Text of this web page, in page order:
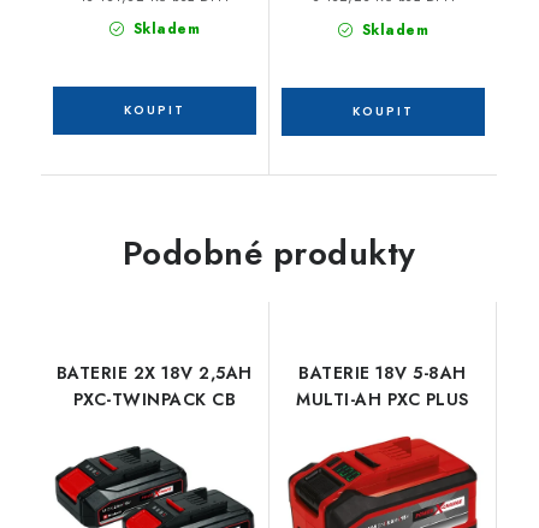
Skladem Skladem
Podobné produkty
BATERIE 2X 18V 2,5AH
PXC-TWINPACK CB
BATERIE 18V 5-8AH
MULTI-AH PXC PLUS